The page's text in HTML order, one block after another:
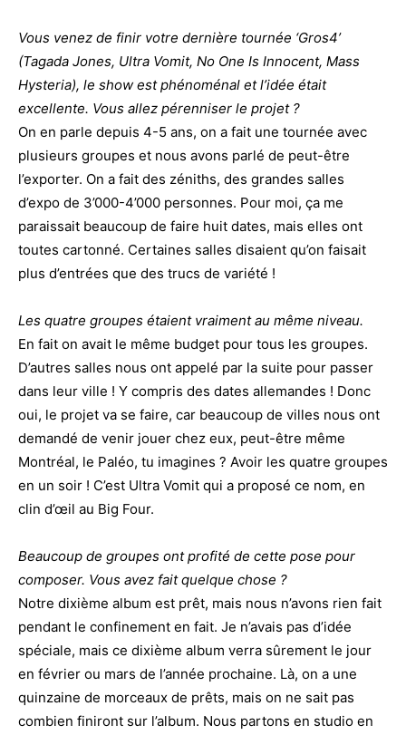
Vous venez de finir votre dernière tournée ‘Gros4’
(Tagada Jones, Ultra Vomit, No One Is Innocent, Mass
Hysteria), le show est phénoménal et l’idée était
excellente. Vous allez pérenniser le projet ?
On en parle depuis 4-5 ans, on a fait une tournée avec
plusieurs groupes et nous avons parlé de peut-être
l’exporter. On a fait des zéniths, des grandes salles
d’expo de 3’000-4’000 personnes. Pour moi, ça me
paraissait beaucoup de faire huit dates, mais elles ont
toutes cartonné. Certaines salles disaient qu’on faisait
plus d’entrées que des trucs de variété !
Les quatre groupes étaient vraiment au même niveau.
En fait on avait le même budget pour tous les groupes.
D’autres salles nous ont appelé par la suite pour passer
dans leur ville ! Y compris des dates allemandes ! Donc
oui, le projet va se faire, car beaucoup de villes nous ont
demandé de venir jouer chez eux, peut-être même
Montréal, le Paléo, tu imagines ? Avoir les quatre groupes
en un soir ! C’est Ultra Vomit qui a proposé ce nom, en
clin d’œil au Big Four.
Beaucoup de groupes ont profité de cette pose pour
composer. Vous avez fait quelque chose ?
Notre dixième album est prêt, mais nous n’avons rien fait
pendant le confinement en fait. Je n’avais pas d’idée
spéciale, mais ce dixième album verra sûrement le jour
en février ou mars de l’année prochaine. Là, on a une
quinzaine de morceaux de prêts, mais on ne sait pas
combien finiront sur l’album. Nous partons en studio en